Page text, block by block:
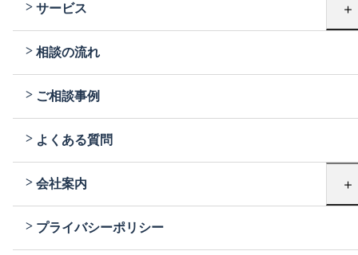
サービス ＋
相談の流れ
ご相談事例
よくある質問
会社案内 ＋
プライバシーポリシー